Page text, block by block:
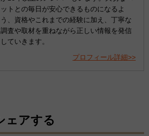
ットとの毎日が安心できるものになるよ
う、資格やこれまでの経験に加え、丁寧な
調査や取材を重ねながら正しい情報を発信
していきます。
プロフィール詳細>>
ェアする